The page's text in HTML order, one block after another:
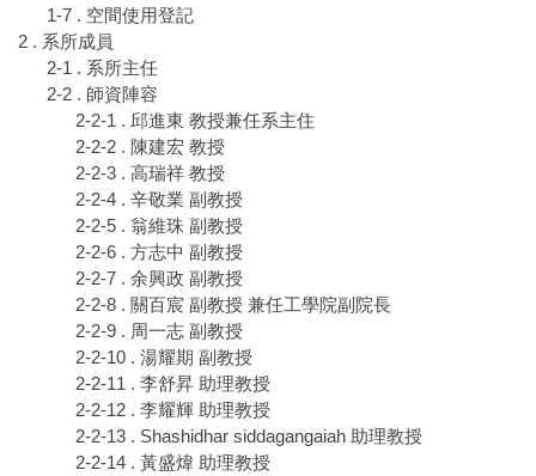
1-7 . 空間使用登記
2 . 系所成員
2-1 . 系所主任
2-2 . 師資陣容
2-2-1 . 邱進東 教授兼任系主住
2-2-2 . 陳建宏 教授
2-2-3 . 高瑞祥 教授
2-2-4 . 辛敬業 副教授
2-2-5 . 翁維珠 副教授
2-2-6 . 方志中 副教授
2-2-7 . 余興政 副教授
2-2-8 . 關百宸 副教授 兼任工學院副院長
2-2-9 . 周一志 副教授
2-2-10 . 湯耀期 副教授
2-2-11 . 李舒昇 助理教授
2-2-12 . 李耀輝 助理教授
2-2-13 . Shashidhar siddagangaiah 助理教授
2-2-14 . 黃盛煒 助理教授